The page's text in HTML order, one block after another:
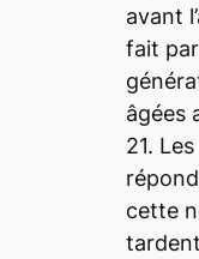
avant
fait
âgées
21.
cette